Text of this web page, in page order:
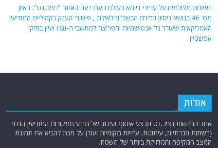
ראיונות מצולמים על ענייני דיומא בעולם הערבי עם האתר "נציב.נט": ראיון
מס' 46 בנושא ניסיון חדירת הכשב"ם לאילת , פיטורי הענק בקהיליית המודיעין
האמריקאית שעורר גל אנטישמיות והפריצה למחשבי ה-FBI ועיון בתיקי
אפשטיין
אודות
אתר החדשות נציב.נט מבצע איסוף ועיבוד של מידע ממקורות המודיעין הגלוי
(רשתות חברתיות, עיתונות, עדויות מקומיות ועוד) על מנת להביא את תמונת
המצב המקיפה והמדויקת ביותר של השטח.